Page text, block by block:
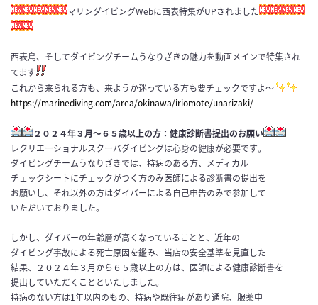
マリンダイビングWebに西表特集がUPされました
西表島、そしてダイビングチームうなりざきの魅力を動画メインで特集され
てます
これから来られる方も、来ようか迷っている方も要チェックですよ〜
https://marinediving.com/area/okinawa/iriomote/unarizaki/
２０２４年３月～６５歳以上の方：健康診断書提出のお願い
レクリエーショナルスクーバダイビングは心身の健康が必要です。
ダイビングチームうなりざきでは、持病のある方、メディカル
チェックシートにチェックがつく方のみ医師による診断書の提出を
お願いし、それ以外の方はダイバーによる自己申告のみで参加して
いただいておりました。
しかし、 ダイバーの年齢層が高くなっていることと、近年の
ダイビング事故による死亡原因を鑑み、当店の安全基準を見直した
結果、２０２４年３月から６５歳以上の方は、医師による健康診断書を
提出していただくことといたしました。
持病のない方は1年以内のもの、持病や既往症があり通院、服薬中